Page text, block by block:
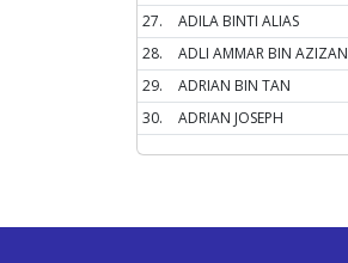
27.
ADILA BINTI ALIAS
28.
ADLI AMMAR BIN AZIZAN
29.
ADRIAN BIN TAN
30.
ADRIAN JOSEPH